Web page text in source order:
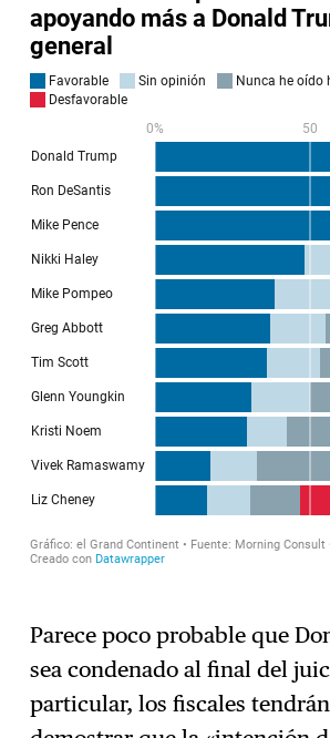
Parece poco probable que
sea condenado al final del
particular, los fiscales